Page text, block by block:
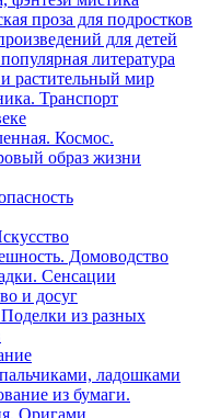
проза для подростков
для детей
литература
растительный мир
Транспорт
Космос.
образ жизни
Домоводство
Сенсации
и досуг
из разных
ладошками
из бумаги.
Оригами